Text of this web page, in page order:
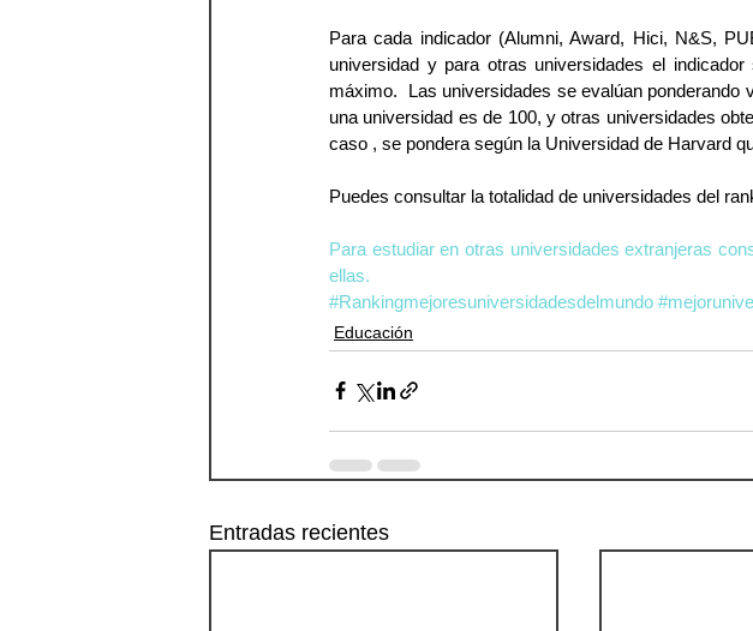
Para cada indicador (Alumni, Award, Hici, N&S,
universidad y para otras universidades el
máximo.  Las universidades se evalúan
una universidad es de 100, y otras universidades
caso , se pondera según la Universidad de Harvard
Puedes consultar la totalidad de universidades del
Para estudiar en otras universidades extranjeras
ellas.
#Rankingmejoresuniversidadesdelmundo
Educación
Entradas recientes